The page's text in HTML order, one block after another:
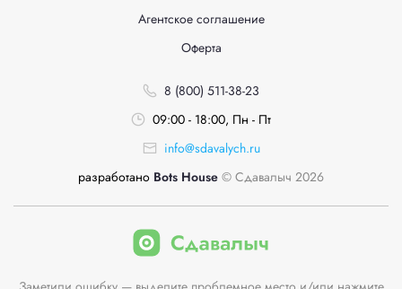
Агентское соглашение
Оферта
8 (800) 511-38-23
09:00 - 18:00, Пн - Пт
info@sdavalych.ru
разработано Bots House © Сдавалыч 2026